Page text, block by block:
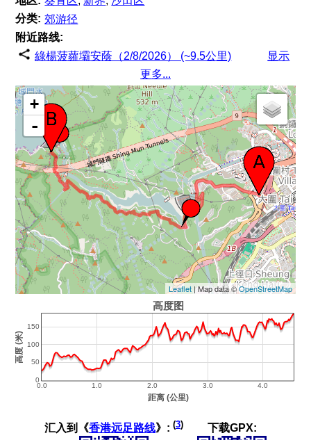
分类: 郊游径
附近路线:
綠楊菠蘿壩安蔭（2/8/2026） (~9.5公里)
显示
更多...
+
-
Leaflet| Map data ©OpenStreetMap
汇入到《香港远足路线》: (3) 下载GPX: